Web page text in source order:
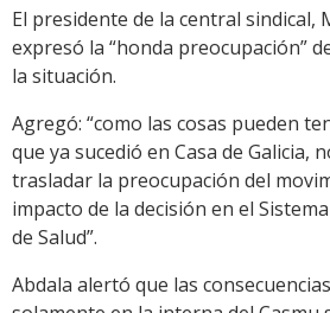
El presidente de la central sindical,
expresó la “honda preocupación”
la situación.
Agregó: “como las cosas pueden
que ya sucedió en Casa de Galicia,
trasladar la preocupación del
impacto de la decisión en el
de Salud”.
Abdala alertó que las